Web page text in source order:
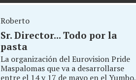
Roberto
Sr. Director... Todo por la
pasta
La organización del Eurovision Pride
Maspalomas que va a desarrollarse
entre el 14 y 17 de mayo en el Yumbo,